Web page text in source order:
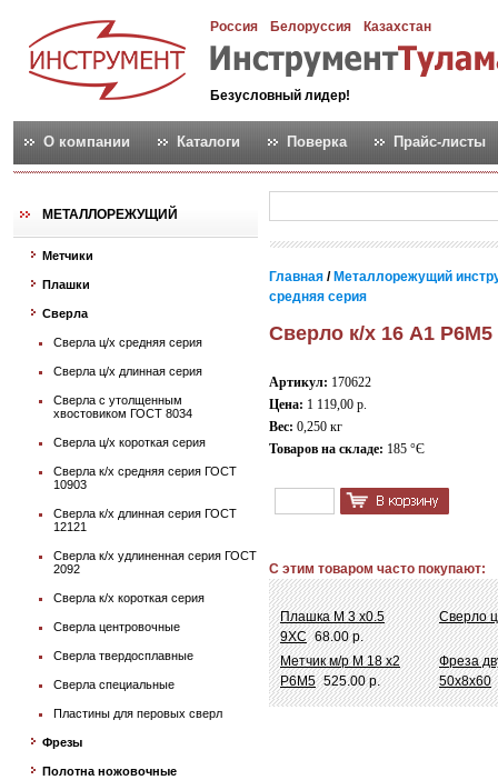
Россия Белоруссия Казахстан
Безусловный лидер!
О компании Каталоги Поверка Прайс-листы
МЕТАЛЛОРЕЖУЩИЙ
Метчики
Плашки
Сверла
Сверла ц/х средняя серия
Сверла ц/х длинная серия
Сверла с утолщенным
хвостовиком ГОСТ 8034
Сверла ц/х короткая серия
Сверла к/х средняя серия ГОСТ
10903
Сверла к/х длинная серия ГОСТ
12121
Сверла к/х удлиненная серия ГОСТ
2092
Сверла к/х короткая серия
Сверла центровочные
Сверла твердосплавные
Сверла специальные
Пластины для перовых сверл
Фрезы
Полотна ножовочные
Главная / Металлорежущий
средняя серия
Сверло к/х 16 А1 Р6М5
Артикул: 170622
Цена: 1 119,00 р.
Вес: 0,250 кг
Товаров на складе: 185 °Є
С этим товаром часто покупают:
Плашка М 3 х0.5
9ХС 68.00 р.
Сверло
Метчик м/р М 18 х2
Р6М5 525.00 р.
Фреза
50х8х60